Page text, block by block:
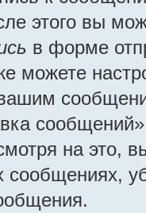
этого вы
в форме
можете
на это,
сообщениях,